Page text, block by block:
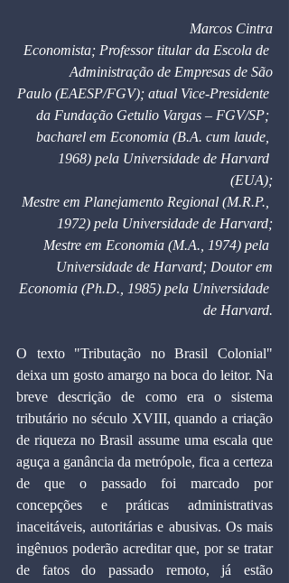
Marcos Cintra
Economista; Professor titular da Escola de
Administração de Empresas de São
Paulo (EAESP/FGV); atual Vice-Presidente
da Fundação Getulio Vargas – FGV/SP;
bacharel em Economia (B.A. cum laude,
1968) pela Universidade de Harvard
(EUA);
Mestre em Planejamento Regional (M.R.P.,
1972) pela Universidade de Harvard;
Mestre em Economia (M.A., 1974) pela
Universidade de Harvard; Doutor em
Economia (Ph.D., 1985) pela Universidade
de Harvard.
O texto "Tributação no Brasil Colonial"
deixa um gosto amargo na boca do leitor. Na
breve descrição de como era o sistema
tributário no século XVIII, quando a criação
de riqueza no Brasil assume uma escala que
aguça a ganância da metrópole, fica a certeza
de que o passado foi marcado por
concepções e práticas administrativas
inaceitáveis, autoritárias e abusivas. Os mais
ingênuos poderão acreditar que, por se tratar
de fatos do passado remoto, já estão